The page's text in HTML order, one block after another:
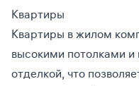
Квартиры
Квартиры в жилом
высокими потолками и
отделкой, что